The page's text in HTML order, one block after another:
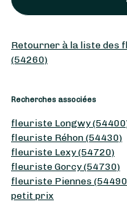
Retourner à la liste des
(54260)
Recherches associées
fleuriste Longwy
fleuriste Réhon (54430)
fleuriste Lexy (54720)
fleuriste Gorcy (54730)
fleuriste Piennes
petit prix